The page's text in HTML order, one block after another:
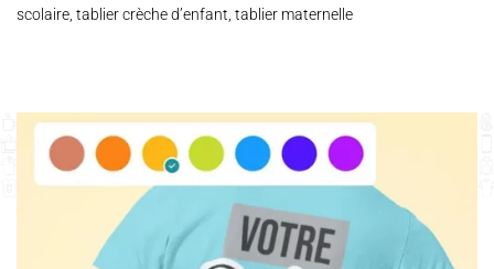
scolaire, tablier crèche d’enfant, tablier maternelle